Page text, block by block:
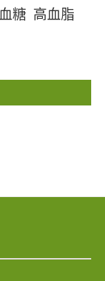
糖 高血脂